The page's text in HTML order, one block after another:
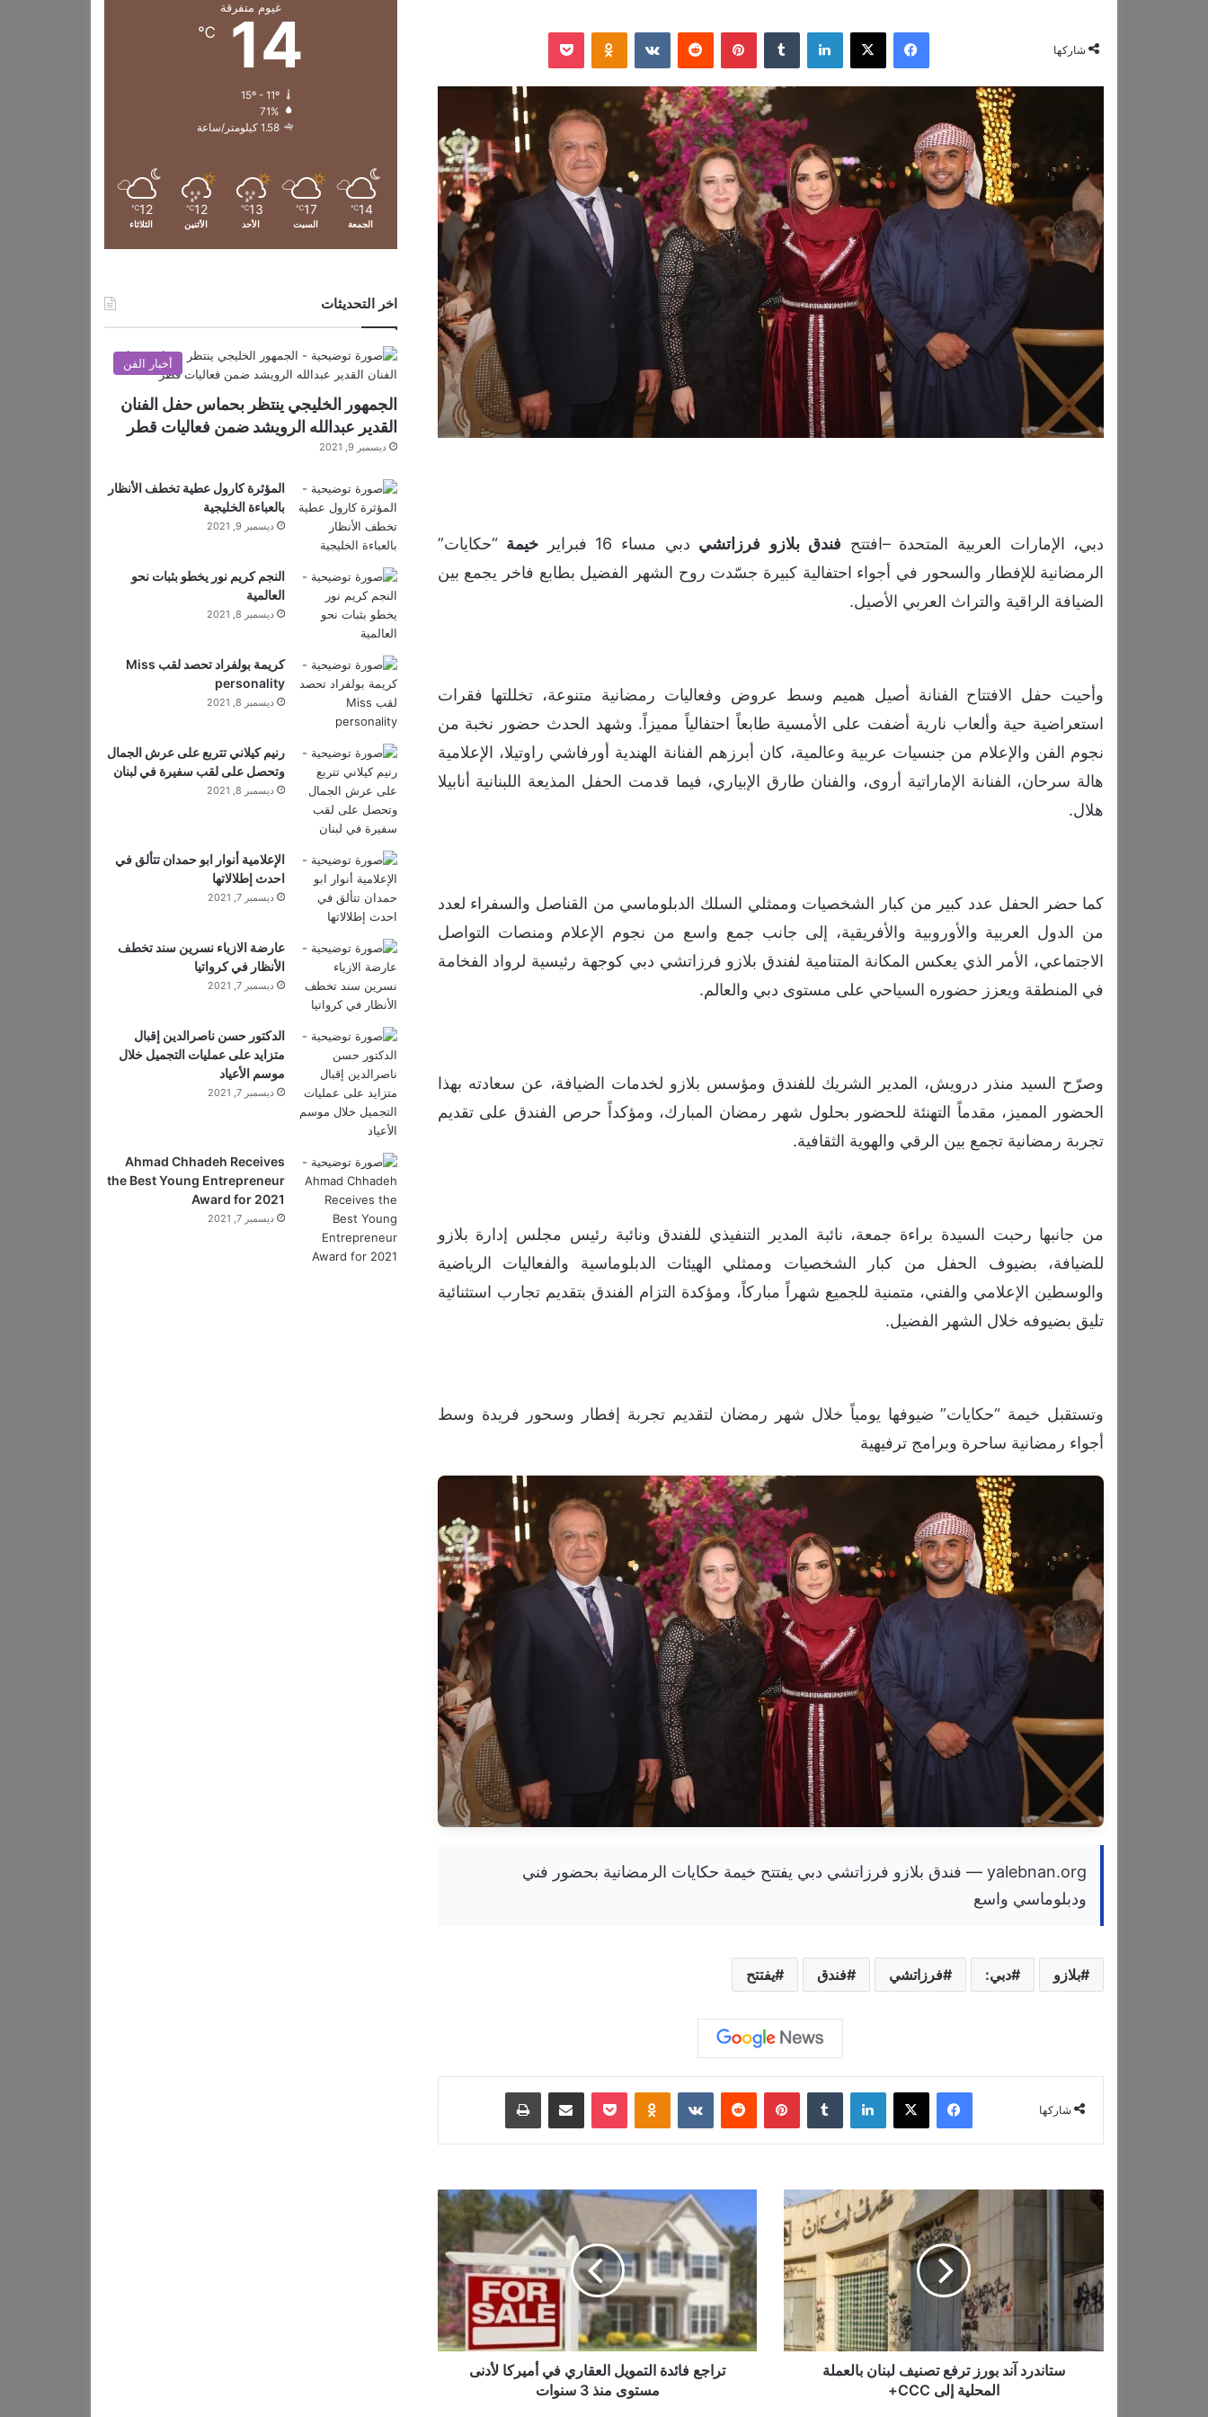
شاركها
فيسبوك ‫X لينكدإن بينتيريست ‏VKontakte
دبي، الإمارات العربية المتحدة –افتتح فندق بلازو فرزاتشي دبي مساء 16 فبراير خيمة “حكايات”
الرمضانية للإفطار والسحور في أجواء احتفالية كبيرة جسّدت روح الشهر الفضيل بطابع فاخر يجمع بين
الضيافة الراقية والتراث العربي الأصيل.
وأحيت حفل الافتتاح الفنانة أصيل هميم وسط عروض وفعاليات رمضانية متنوعة، تخللتها فقرات
استعراضية حية وألعاب نارية أضفت على الأمسية طابعاً احتفالياً مميزاً. وشهد الحدث حضور نخبة من
نجوم الفن والإعلام من جنسيات عربية وعالمية، كان أبرزهم الفنانة الهندية أورفاشي راوتيلا، الإعلامية
هالة سرحان، الفنانة الإماراتية أروى، والفنان طارق الإبياري، فيما قدمت الحفل المذيعة اللبنانية أنابيلا
هلال.
كما حضر الحفل عدد كبير من كبار الشخصيات وممثلي السلك الدبلوماسي من القناصل والسفراء لعدد
من الدول العربية والأوروبية والأفريقية، إلى جانب جمع واسع من نجوم الإعلام ومنصات التواصل
الاجتماعي، الأمر الذي يعكس المكانة المتنامية لفندق بلازو فرزاتشي دبي كوجهة رئيسية لرواد الفخامة
في المنطقة ويعزز حضوره السياحي على مستوى دبي والعالم.
وصرّح السيد منذر درويش، المدير الشريك للفندق ومؤسس بلازو لخدمات الضيافة، عن سعادته بهذا
الحضور المميز، مقدماً التهنئة للحضور بحلول شهر رمضان المبارك، ومؤكداً حرص الفندق على تقديم
تجربة رمضانية تجمع بين الرقي والهوية الثقافية.
من جانبها رحبت السيدة براءة جمعة، نائبة المدير التنفيذي للفندق ونائبة رئيس مجلس إدارة بلازو
للضيافة، بضيوف الحفل من كبار الشخصيات وممثلي الهيئات الدبلوماسية والفعاليات الرياضية
والوسطين الإعلامي والفني، متمنية للجميع شهراً مباركاً، ومؤكدة التزام الفندق بتقديم تجارب استثنائية
تليق بضيوفه خلال الشهر الفضيل.
وتستقبل خيمة “حكايات” ضيوفها يومياً خلال شهر رمضان لتقديم تجربة إفطار وسحور فريدة وسط
أجواء رمضانية ساحرة وبرامج ترفيهية
yalebnan.org — فندق بلازو فرزاتشي دبي يفتتح خيمة حكايات الرمضانية بحضور فني
ودبلوماسي واسع
بلازو دبي: فرزاتشي فندق يفتتح
شاركها
فيسبوك ‫X لينكدإن بينتيريست ‏VKontakte
س
د
ر
د
ن
ستاندرد آند بورز ترفع تصنيف لبنان بالعملة
المحلية إلى CCC+
ا
ج
ع
ا
د
تراجع فائدة التمويل العقاري في أميركا لأدنى
مستوى منذ 3 سنوات
غيوم متفرقة
14
℃
15º - 11º
71%
1.58 كيلومتر/ساعة
14
℃
الجمعة
17
℃
السبت
13
℃
الأحد
12
℃
الأثنين
12
℃
الثلاثاء
اخر التحديثات
أخبار الفن
الجمهور الخليجي ينتظر بحماس حفل الفنان
القدير عبدالله الرويشد ضمن فعاليات قطر
ديسمبر 9, 2021
المؤثرة كارول عطية تخطف الأنظار
بالعباءة الخليجية
ديسمبر 9, 2021
النجم كريم نور يخطو بثبات نحو
العالمية
ديسمبر 8, 2021
كريمة بولفراد تحصد لقب Miss
personality
ديسمبر 8, 2021
رنيم كيلاني تتربع على عرش الجمال
وتحصل على لقب سفيرة في لبنان
ديسمبر 8, 2021
الإعلامية أنوار ابو حمدان تتألق في
احدث إطلالاتها
ديسمبر 7, 2021
عارضة الازياء نسرين سند تخطف
الأنظار في كرواتيا
ديسمبر 7, 2021
الدكتور حسن ناصرالدين إقبال
متزايد على عمليات التجميل خلال
موسم الأعياد
ديسمبر 7, 2021
Ahmad Chhadeh Receives
the Best Young Entrepreneur
Award for 2021
ديسمبر 7, 2021